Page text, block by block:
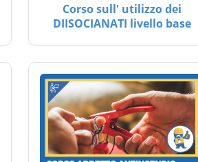
Corso sull' utilizzo dei
DIISOCIANATI livello base